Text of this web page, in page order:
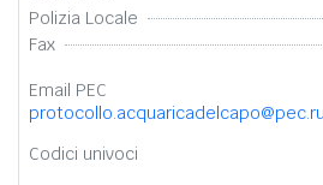
Polizia Locale
Fax
Email PEC
Codici univoci